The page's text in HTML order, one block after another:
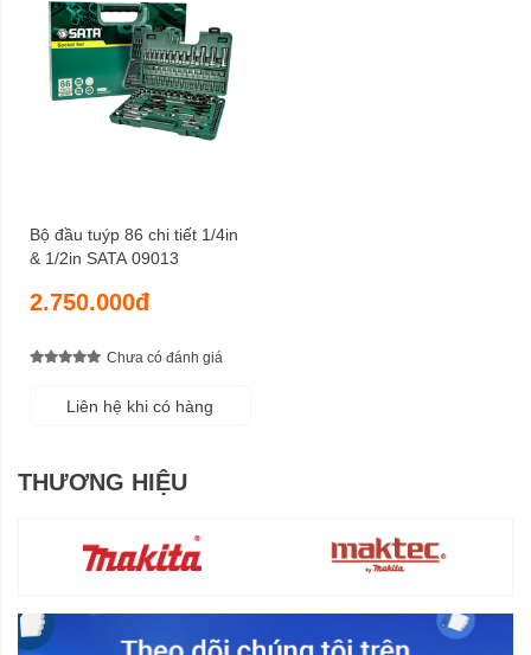
Bộ đầu tuýp 86 chi tiết 1/4in
& 1/2in SATA 09013
2.750.000đ
Chưa có đánh giá
Liên hệ khi có hàng
THƯƠNG HIỆU